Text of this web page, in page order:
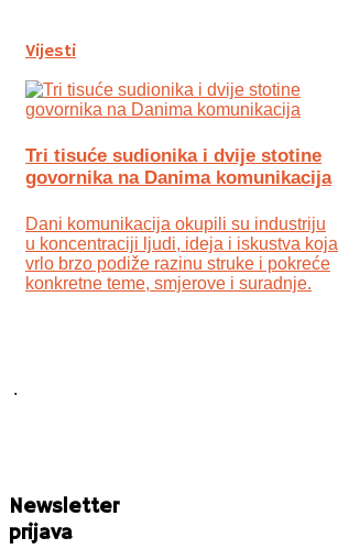
Vijesti
Tri tisuće sudionika i dvije stotine
govornika na Danima komunikacija
Dani komunikacija okupili su industriju
u koncentraciji ljudi, ideja i iskustva koja
vrlo brzo podiže razinu struke i pokreće
konkretne teme, smjerove i suradnje.
.
Newsletter
prijava